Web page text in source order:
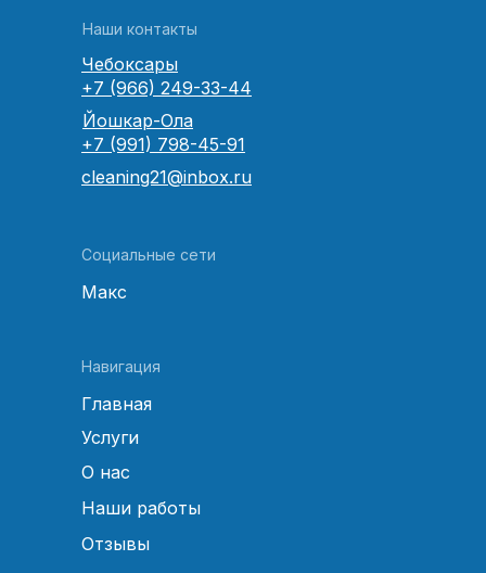
Наши контакты
cleaning21@inbox.ru
+7 (966) 249-33-44
Чебоксары
Йошкар-Ола
+7 (991) 798-45-91
Макс
Социальные сети
Отзывы
Наши работы
О нас
Услуги
Главная
Навигация